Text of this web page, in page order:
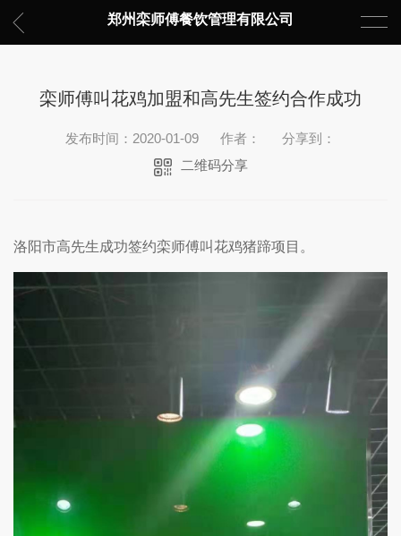
郑州栾师傅餐饮管理有限公司
栾师傅叫花鸡加盟和高先生签约合作成功
发布时间：2020-01-09 作者：
分享到：
二维码分享
洛阳市高先生成功签约栾师傅叫花鸡猪蹄项目。